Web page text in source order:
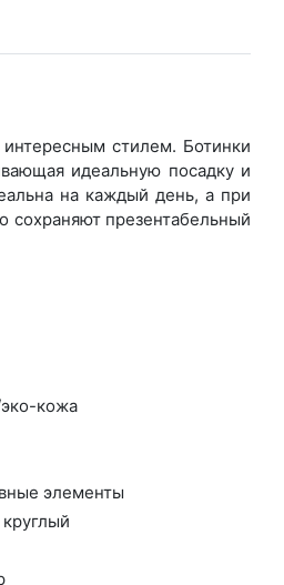
стилем. Ботинки
идеальную посадку и
на каждый день, а при
сохраняют презентабельный
ко­жа
эле­мен­ты